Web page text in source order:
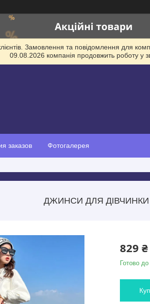
Замовлення та повідомлення для
09.08.2026 компанія продовжить роботу у
заказов Фотогалерея
ДЖИНСИ ДЛЯ ДІВЧИНКИ
829 ₴
Готово до